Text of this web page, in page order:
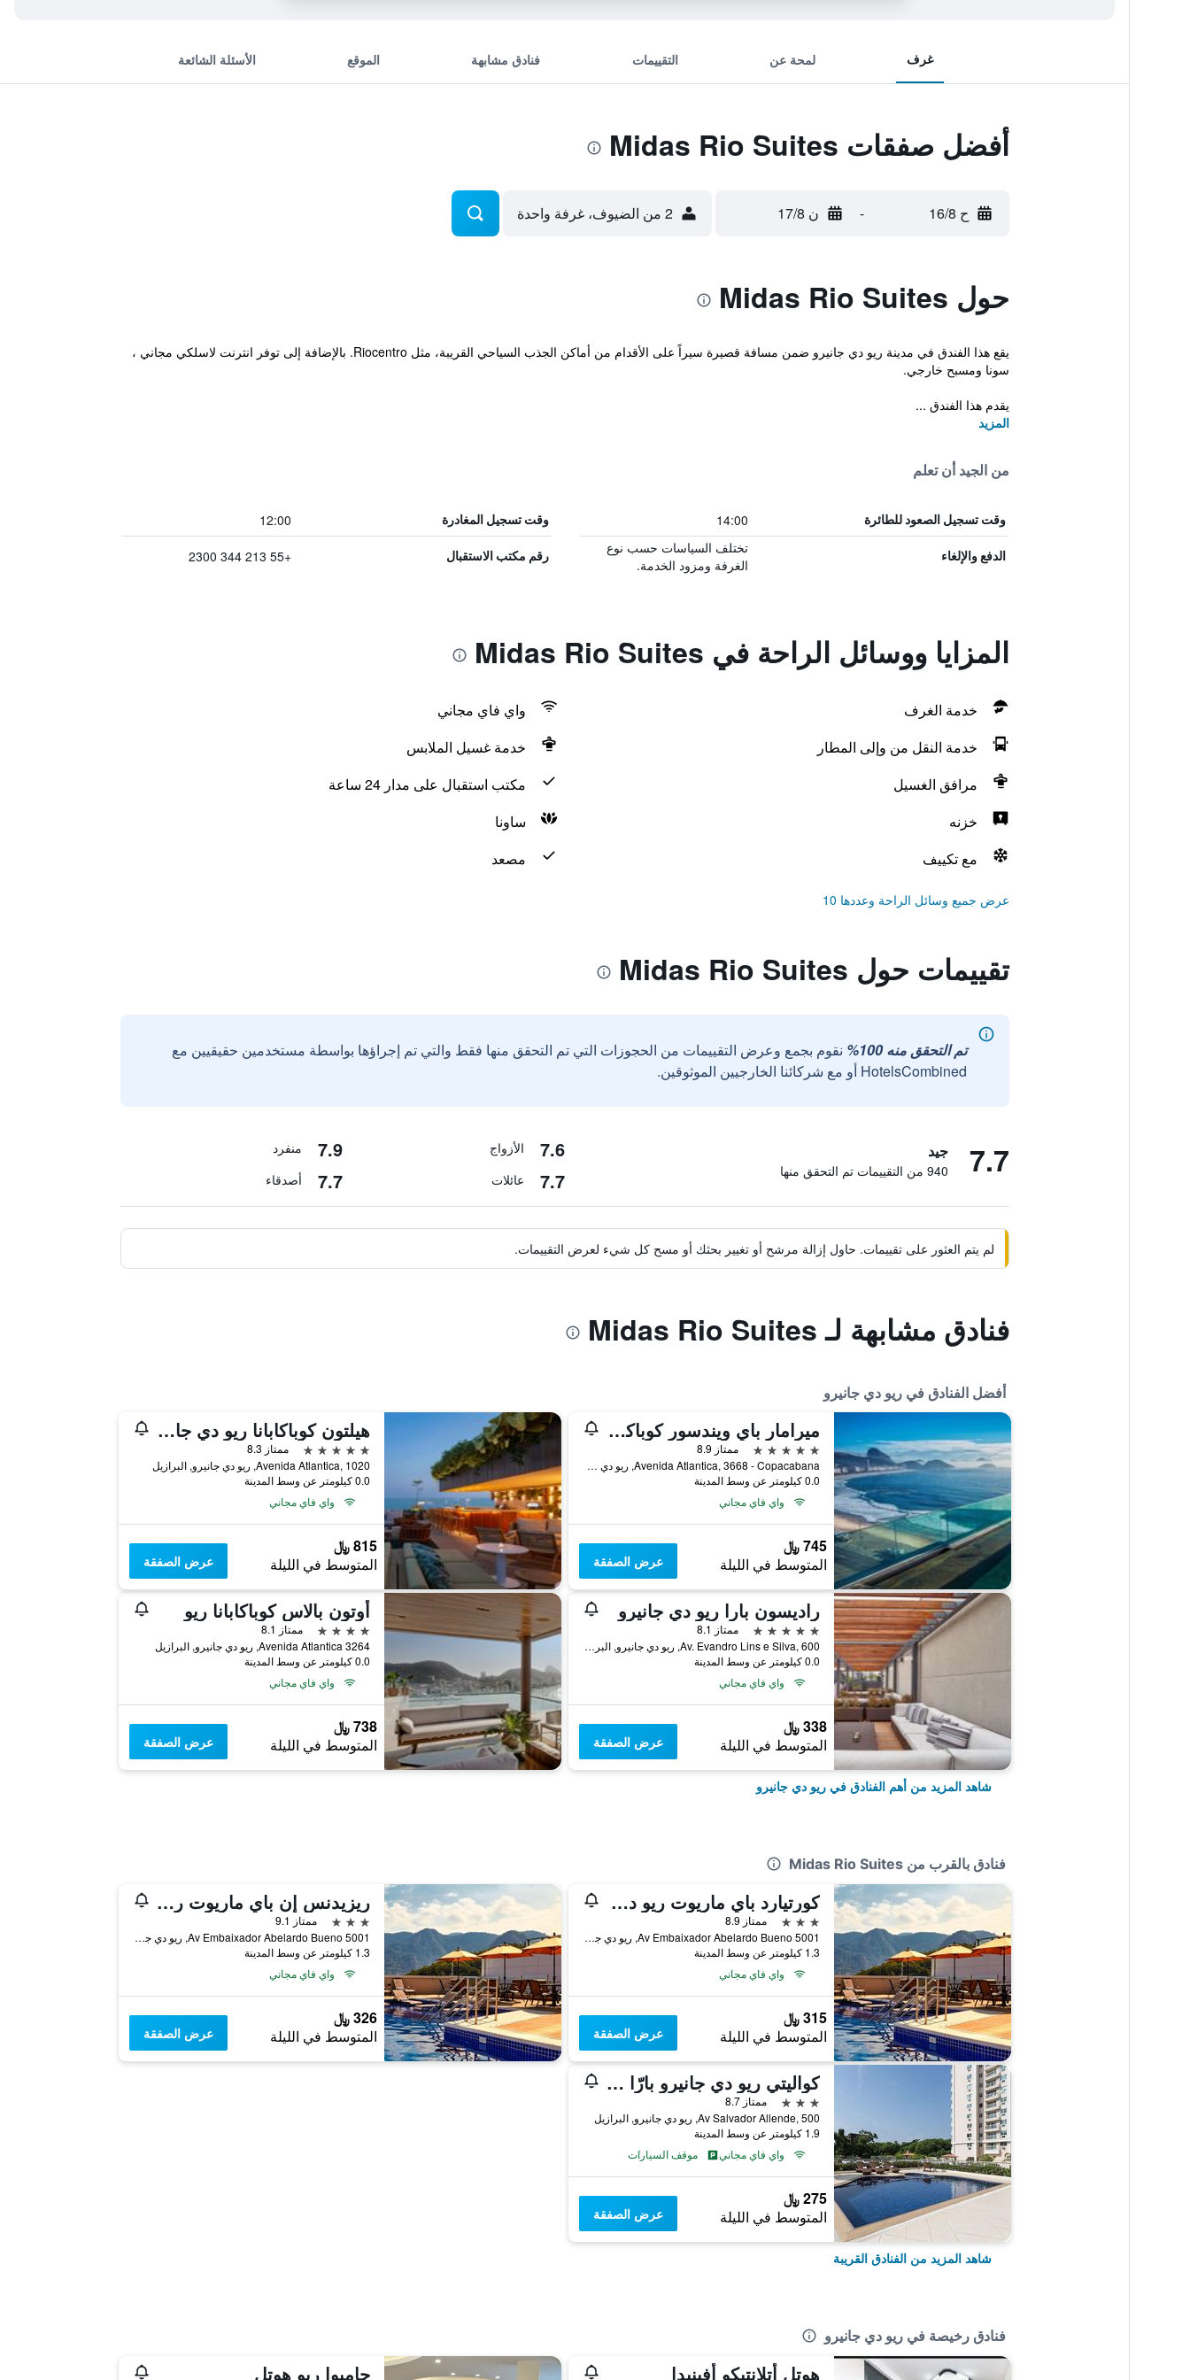
غرف لمحة عن التقييمات فنادق مشابهة الموقع الأسئلة الشائعة
أفضل صفقات Midas Rio Suites
ح 16/8 - ن 17/8 2 من الضيوف، غرفة واحدة
حول Midas Rio Suites
يقع هذا الفندق في مدينة ريو دي جانيرو ضمن مسافة قصيرة سيراً على الأقدام من أماكن الجذب السياحي القريبة، مثل Riocentro. بالإضافة إلى توفر انترنت لاسلكي مجاني ،
سونا ومسبح خارجي.
يقدم هذا الفندق ...
المزيد
من الجيد أن تعلم
وقت تسجيل الصعود للطائرة 14:00 وقت تسجيل المغادرة 12:00
الدفع والإلغاء
تختلف السياسات حسب نوع
الغرفة ومزود الخدمة.
رقم مكتب الاستقبال +55 213 344 2300
المزايا ووسائل الراحة في Midas Rio Suites
خدمة الغرف
واي فاي مجاني
خدمة النقل من وإلى المطار
خدمة غسيل الملابس
مرافق الغسيل
مكتب استقبال على مدار 24 ساعة
خزنه
ساونا
مع تكييف
مصعد
عرض جميع وسائل الراحة وعددها 10
تقييمات حول Midas Rio Suites
تم التحقق منه 100%
نقوم بجمع وعرض التقييمات من الحجوزات التي تم التحقق منها فقط والتي تم إجراؤها بواسطة مستخدمين حقيقيين مع
HotelsCombined أو مع شركائنا الخارجيين الموثوقين.
7.7 جيد
940 من التقييمات تم التحقق منها
7.6 الأزواج 7.9 منفرد
7.7 عائلات 7.7 أصدقاء
لم يتم العثور على تقييمات. حاول إزالة مرشح أو تغيير بحثك أو مسح كل شيء لعرض التقييمات.
فنادق مشابهة لـ Midas Rio Suites
أفضل الفنادق في ريو دي جانيرو
ميرامار باي ويندسور كوباكابانا
5 نجوم
ممتاز 8.9
Avenida Atlantica, 3668 - Copacabana, ريو دي جانيرو, البرازيل
0.0 كيلومتر عن وسط المدينة
واي فاي مجاني
745 ﷼
المتوسط في الليلة عرض الصفقة
هيلتون كوباكابانا ريو دي جانيرو
5 نجوم
ممتاز 8.3
Avenida Atlantica, 1020, ريو دي جانيرو, البرازيل
0.0 كيلومتر عن وسط المدينة
واي فاي مجاني
815 ﷼
المتوسط في الليلة عرض الصفقة
راديسون بارا ريو دي جانيرو
5 نجوم
ممتاز 8.1
Av. Evandro Lins e Silva, 600, ريو دي جانيرو, البرازيل
0.0 كيلومتر عن وسط المدينة
واي فاي مجاني
338 ﷼
المتوسط في الليلة عرض الصفقة
أوتون بالاس كوباكابانا ريو
4 نجوم
ممتاز 8.1
Avenida Atlantica 3264, ريو دي جانيرو, البرازيل
0.0 كيلومتر عن وسط المدينة
واي فاي مجاني
738 ﷼
المتوسط في الليلة عرض الصفقة
شاهد المزيد من أهم الفنادق في ريو دي جانيرو
فنادق بالقرب من Midas Rio Suites
كورتيارد باي ماريوت ريو دي جانيرو بارا دا تيجوكا
3 نجوم
ممتاز 8.9
Av Embaixador Abelardo Bueno 5001, ريو دي جانيرو, البرازيل
1.3 كيلومتر عن وسط المدينة
واي فاي مجاني
315 ﷼
المتوسط في الليلة عرض الصفقة
ريزيدنس إن باي ماريوت ريو دي جانيرو بارا دا تيجوكا
3 نجوم
ممتاز 9.1
Av Embaixador Abelardo Bueno 5001, ريو دي جانيرو, البرازيل
1.3 كيلومتر عن وسط المدينة
واي فاي مجاني
326 ﷼
المتوسط في الليلة عرض الصفقة
كواليتي ريو دي جانيرو بارّا دا تيجوكا
3 نجوم
ممتاز 8.7
Av Salvador Allende, 500, ريو دي جانيرو, البرازيل
1.9 كيلومتر عن وسط المدينة
واي فاي مجاني
موقف السيارات
275 ﷼
المتوسط في الليلة عرض الصفقة
شاهد المزيد من الفنادق القريبة
فنادق رخيصة في ريو دي جانيرو
هوتل أتلانتيكو أفينيدا جامبوا ريو هوتل